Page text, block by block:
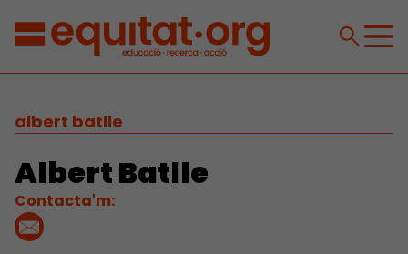
albert batlle
Albert Batlle
Contacta'm: